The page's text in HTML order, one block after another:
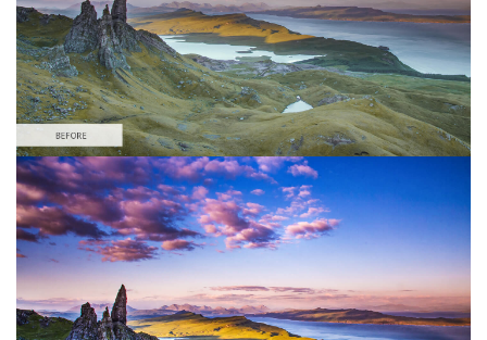
선택 해주세요
Free Landscape Action #5
Colorful Landscape
Double Exposure Complete
Entire Collection